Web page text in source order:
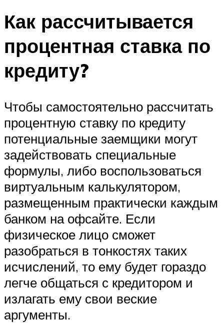
Как рассчитывается
процентная ставка по
кредиту?
Чтобы самостоятельно рассчитать
процентную ставку по кредиту
потенциальные заемщики могут
задействовать специальные
формулы, либо воспользоваться
виртуальным калькулятором,
размещенным практически каждым
банком на офсайте. Если
физическое лицо сможет
разобраться в тонкостях таких
исчислений, то ему будет гораздо
легче общаться с кредитором и
излагать ему свои веские
аргументы.